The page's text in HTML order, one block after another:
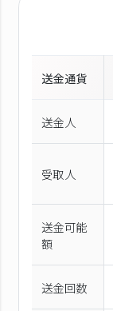
送金通貨
送金人
受取人
送金可能
額
送金回数